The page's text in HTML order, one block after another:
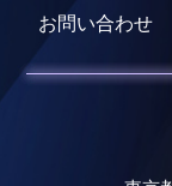
お問い合わせ